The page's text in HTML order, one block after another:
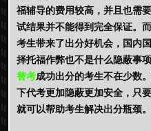
福辅导的费用较高，并且也需
试结果并不能得到完全保证。
考生带来了出分好机会，国内
择托福作弊也不是什么隐蔽事
替考成功出分的考生不在少数
下代考更加隐蔽更加安全，只
就可以帮助考生解决出分瓶颈。